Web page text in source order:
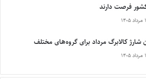
فرصت دارند
شارژ کالابرگ مرداد برای گروه‌های مختلف